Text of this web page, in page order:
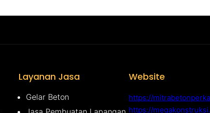
Layanan Jasa
Gelar Beton
Website
https://
https://